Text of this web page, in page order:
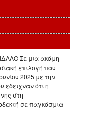
Σε μια ακόμη
επιλογή που
2025 με την
εδειχναν ότι η
στη
σε παγκόσμια